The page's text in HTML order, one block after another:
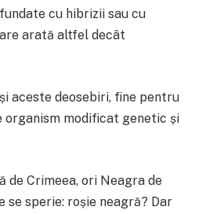
cu hibrizii sau cu
arată altfel decât
aceste deosebiri, fine pentru
organism modificat genetic și
de Crimeea, ori Neagra de
se sperie: roșie neagră? Dar